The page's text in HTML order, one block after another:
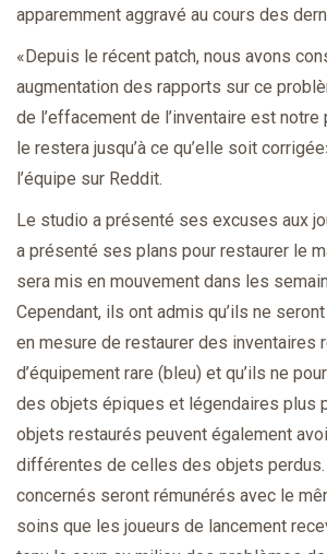
apparemment aggravé au cours des
«Depuis le récent patch, nous avons
augmentation des rapports sur ce
de l’effacement de l’inventaire est
le restera jusqu’à ce qu’elle soit
l’équipe sur Reddit.
Le studio a présenté ses excuses aux
a présenté ses plans pour restaurer le
sera mis en mouvement dans les
Cependant, ils ont admis qu’ils ne
en mesure de restaurer des inventaires
d’équipement rare (bleu) et qu’ils ne
des objets épiques et légendaires plus
objets restaurés peuvent également
différentes de celles des objets
concernés seront rémunérés avec le
soins que les joueurs de lancement